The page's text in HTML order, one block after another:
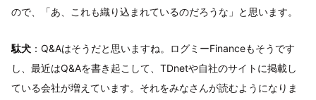
ので、「あ、これも織り込まれているのだろうな」と思います。
駄犬 ：Q&Aはそうだと思いますね。ログミーFinanceもそうです
し、最近はQ&Aを書き起こして、TDnetや自社のサイトに掲載し
ている会社が増えています。それをみなさんが読むようになりま